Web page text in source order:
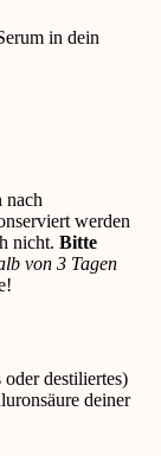
in dein
nach
werden
nicht. Bitte
von 3 Tagen
destiliertes)
deiner